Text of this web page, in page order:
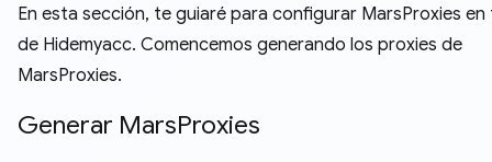
En esta sección, te guiaré para configurar MarsProxies
de Hidemyacc. Comencemos generando los proxies de
MarsProxies.
Generar MarsProxies